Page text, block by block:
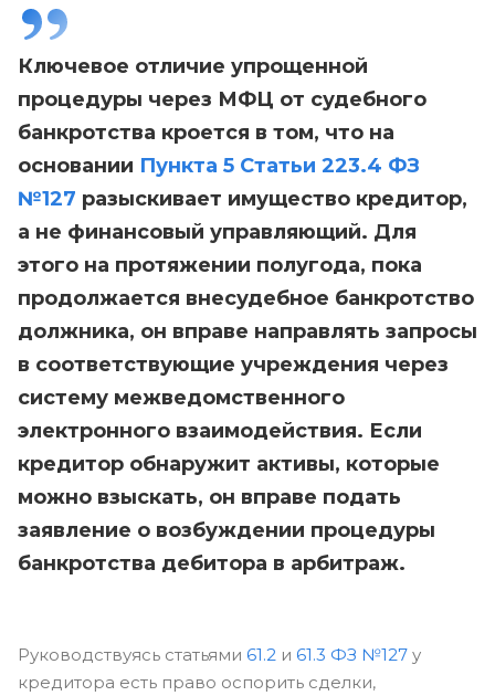
Ключевое отличие упрощенной
процедуры через МФЦ от судебного
банкротства кроется в том, что на
основании Пункта 5 Статьи 223.4 ФЗ
№127 разыскивает имущество кредитор,
а не финансовый управляющий. Для
этого на протяжении полугода, пока
продолжается внесудебное банкротство
должника, он вправе направлять запросы
в соответствующие учреждения через
систему межведомственного
электронного взаимодействия. Если
кредитор обнаружит активы, которые
можно взыскать, он вправе подать
заявление о возбуждении процедуры
банкротства дебитора в арбитраж.
Руководствуясь статьями 61.2 и 61.3 ФЗ №127 у
кредитора есть право оспорить сделки,